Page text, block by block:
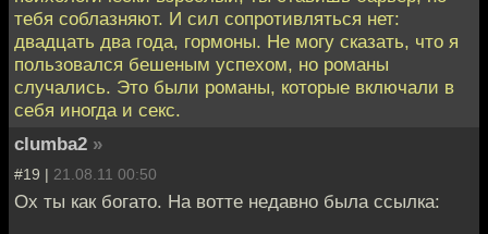
тебя соблазняют. И сил сопротивляться нет:
двадцать два года, гормоны. Не могу сказать, что я
пользовался бешеным успехом, но романы
случались. Это были романы, которые включали в
себя иногда и секс.
clumba2 »
#19 | 21.08.11 00:50
Ох ты как богато. На вотте недавно была ссылка: